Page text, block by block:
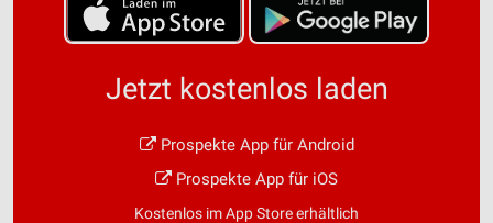
Jetzt kostenlos laden
Prospekte App für Android
Prospekte App für iOS
Kostenlos im App Store erhältlich